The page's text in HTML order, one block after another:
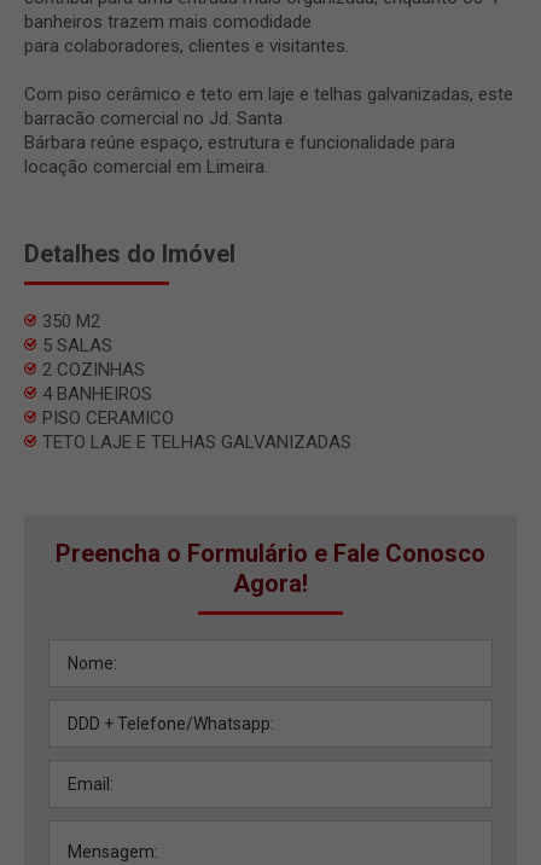
banheiros trazem mais comodidade
para colaboradores, clientes e visitantes.
Com piso cerâmico e teto em laje e telhas galvanizadas, este
barracão comercial no Jd. Santa
Bárbara reúne espaço, estrutura e funcionalidade para
locação comercial em Limeira.
Detalhes do Imóvel
350 M2
5 SALAS
2 COZINHAS
4 BANHEIROS
PISO CERAMICO
TETO LAJE E TELHAS GALVANIZADAS
Preencha o Formulário e Fale Conosco
Agora!